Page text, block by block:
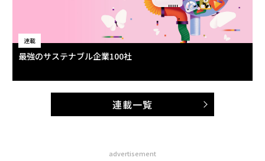
連載
最強のサステナブル企業100社
連載一覧
advertisement